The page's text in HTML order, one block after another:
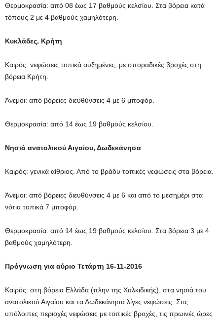
Θερμοκρασία: από 08 έως 17 βαθμούς κελσίου. Στα βόρεια κατά
τόπους 2 με 4 βαθμούς χαμηλότερη.
Κυκλάδες, Κρήτη
Καιρός: νεφώσεις τοπικά αυξημένες, με σποραδικές βροχές στη
βόρεια Κρήτη.
Άνεμοι: από βόρειες διευθύνσεις 4 με 6 μποφόρ.
Θερμοκρασία: από 14 έως 19 βαθμούς κελσίου.
Νησιά ανατολικού Αιγαίου, Δωδεκάνησα
Καιρός: γενικά αίθριος. Από το βράδυ τοπικές νεφώσεις στα βόρεια.
Άνεμοι: από βόρειες διευθύνσεις 4 με 6 και από το μεσημέρι στα
νότια τοπικά 7 μποφόρ.
Θερμοκρασία: από 14 έως 19 βαθμούς κελσίου. Στα βόρεια 3 με 4
βαθμούς χαμηλότερη.
Πρόγνωση για αύριο Τετάρτη 16-11-2016
Καιρός: στη βόρεια Ελλάδα (πλην της Χαλκιδικής), στα νησιά του
ανατολικού Αιγαίου και τα Δωδεκάνησα λίγες νεφώσεις. Στις
υπόλοιπες περιοχές νεφώσεις με τοπικές βροχές, τις πρωινές ώρες